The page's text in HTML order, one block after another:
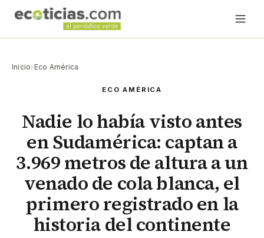
Inicio› Eco América
ECO AMÉRICA
Nadie lo había visto antes
en Sudamérica: captan a
3.969 metros de altura a un
venado de cola blanca, el
primero registrado en la
historia del continente